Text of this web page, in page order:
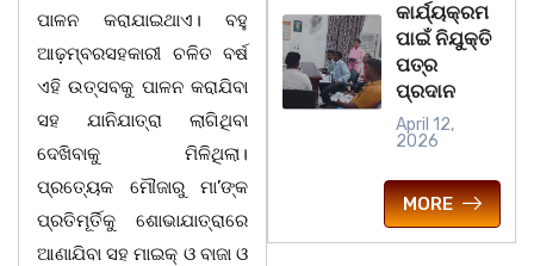
ପାଳନ କରାଯାଇଥାଏ। ବହୁ
ଆଢ଼ମ୍ବରସହକାରୀ ଚଳିତ ବର୍ଷ
ଏହି ଉତ୍ସବକୁ ପାଳନ କରାଯିବା
ସହ ଯାନିଯାତ୍ରା ଲାଗିଥିବା
ଦେଖିବାକୁ ମିଳିଥିଲା।
ପ୍ରତ୍ୟେକ ମୌଜାରୁ ମା’ଙ୍କ
ପ୍ରତିମୂର୍ତିକୁ ଶୋଭାଯାତ୍ରାରେ
ଆଣାଯିବା ସହ ମାଇକ୍ ଓ ବାଜା ଓ
କାର୍ଯ୍ୟକ୍ରମ
ପାଇଁ ନିଯୁକ୍ତି
ପତ୍ର
ପ୍ରଦାନ
April 12,
2026
MORE